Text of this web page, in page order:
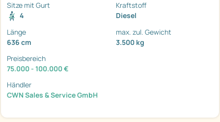
Sitze mit Gurt
4
Kraftstoff
Diesel
Länge
636 cm
max. zul. Gewicht
3.500 kg
Preisbereich
75.000 - 100.000 €
Händler
CWN Sales & Service GmbH